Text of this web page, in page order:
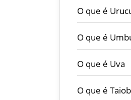
O que é
O que é
O que é Uva
O que é